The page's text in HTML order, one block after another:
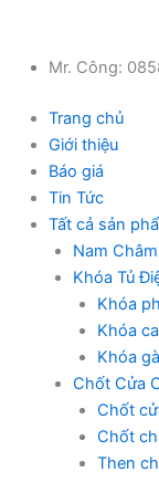
Mr. Công:
Trang chủ
Giới thiệu
Báo giá
Tin Tức
Tất cả sản
Nam
Khóa Tủ
Khóa
Khóa
Khóa
Chốt Cửa
Chốt
Chốt
Then